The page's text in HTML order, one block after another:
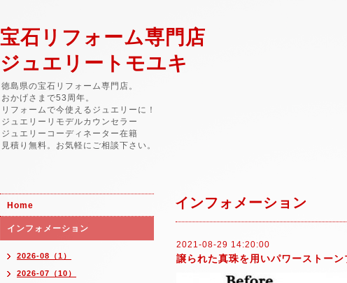
宝石リフォーム専門店
ジュエリートモユキ
徳島県の宝石リフォーム専門店。
おかげさまで53周年。
リフォームで今使えるジュエリーに！
ジュエリーリモデルカウンセラー
ジュエリーコーディネーター在籍
見積り無料。お気軽にご相談下さい。
インフォメーション
2021-08-29 14:20:00
譲られた真珠を用いパワーストー
Home
インフォメーション
2026-08（1）
2026-07（10）